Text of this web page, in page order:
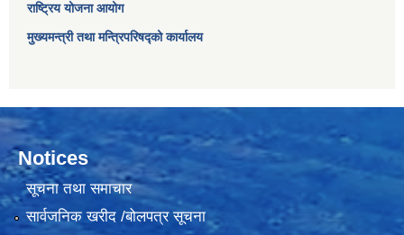
राष्ट्रिय योजना आयोग
मुख्यमन्त्री तथा मन्त्रिपरिषद्को कार्यालय
Notices
सूचना तथा समाचार
सार्वजनिक खरीद /बोलपत्र सूचना